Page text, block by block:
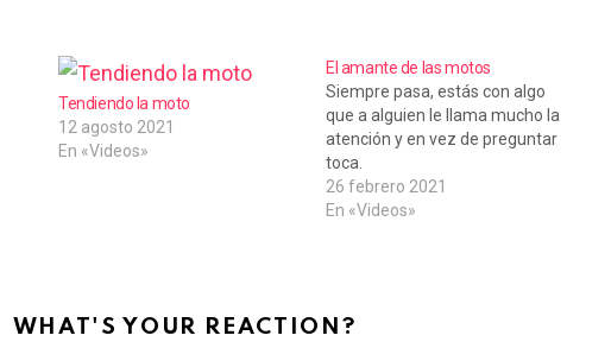
Tendiendo la moto
12 agosto 2021
En «Videos»
El amante de las motos
Siempre pasa, estás con algo
que a alguien le llama mucho la
atención y en vez de preguntar
toca.
26 febrero 2021
En «Videos»
WHAT'S YOUR REACTION?